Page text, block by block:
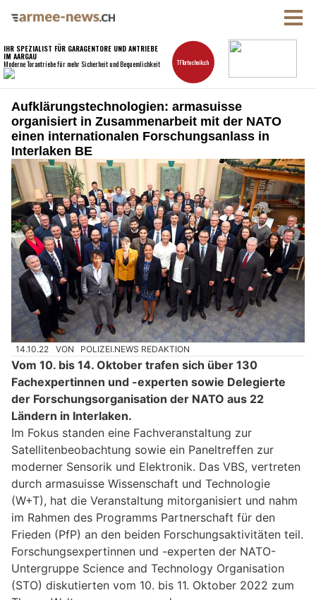
Aufklärungstechnologien: armasuisse
organisiert in Zusammenarbeit mit der NATO
einen internationalen Forschungsanlass in
Interlaken BE
14.10.22 VON POLIZEI.NEWS REDAKTION
Vom 10. bis 14. Oktober trafen sich über 130
Fachexpertinnen und -experten sowie Delegierte
der Forschungsorganisation der NATO aus 22
Ländern in Interlaken.
Im Fokus standen eine Fachveranstaltung zur
Satellitenbeobachtung sowie ein Paneltreffen zur
moderner Sensorik und Elektronik. Das VBS, vertreten
durch armasuisse Wissenschaft und Technologie
(W+T), hat die Veranstaltung mitorganisiert und nahm
im Rahmen des Programms Partnerschaft für den
Frieden (PfP) an den beiden Forschungsaktivitäten teil.
Forschungsexpertinnen und -experten der NATO-
Untergruppe Science and Technology Organisation
(STO) diskutierten vom 10. bis 11. Oktober 2022 zum